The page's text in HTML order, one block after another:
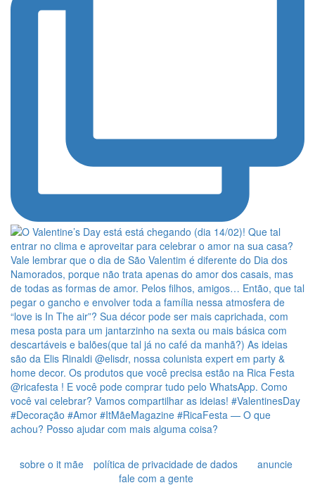
sobre o it mãe política de privacidade de dados
anuncie
fale com a gente